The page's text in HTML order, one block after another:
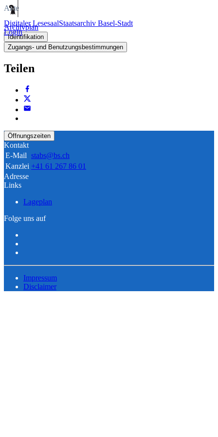
Digitaler LesesaalStaatsarchiv Basel-Stadt
Login
Akte
Archivplan
Identifikation
Zugangs- und Benutzungsbestimmungen
Teilen
Öffnungszeiten
Kontakt
E-Mail stabs@bs.ch
Kanzlei +41 61 267 86 01
Adresse
Links
Lageplan
Folge uns auf
Impressum
Disclaimer